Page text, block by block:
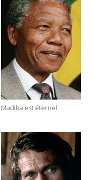
Madiba est éternel